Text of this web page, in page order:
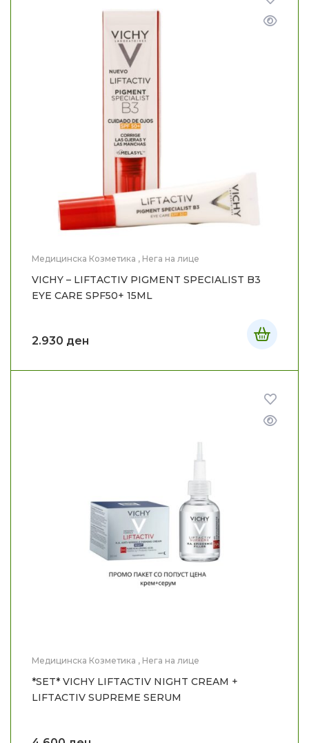
Медицинска Козметика , Нега на лице
VICHY – LIFTACTIV PIGMENT SPECIALIST B3
EYE CARE SPF50+ 15ML
2.930 ден
Медицинска Козметика , Нега на лице
*SET* VICHY LIFTACTIV NIGHT CREAM +
LIFTACTIV SUPREME SERUM